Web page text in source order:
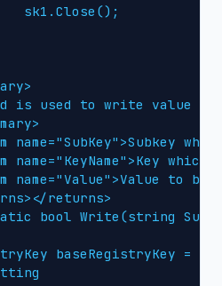
sk1.Close();
is used to write value to
name="SubKey">Subkey
name="KeyName">Key which
name="Value">Value to be
returns>
bool Write(string
baseRegistryKey =